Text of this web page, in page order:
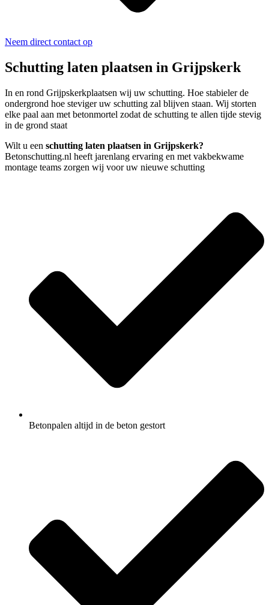
Neem direct contact op
Schutting laten plaatsen in Grijpskerk
In en rond Grijpskerkplaatsen wij uw schutting. Hoe stabieler de
ondergrond hoe steviger uw schutting zal blijven staan. Wij storten
elke paal aan met betonmortel zodat de schutting te allen tijde stevig
in de grond staat
Wilt u een schutting laten plaatsen in Grijpskerk?
Betonschutting.nl heeft jarenlang ervaring en met vakbekwame
montage teams zorgen wij voor uw nieuwe schutting
Betonpalen altijd in de beton gestort